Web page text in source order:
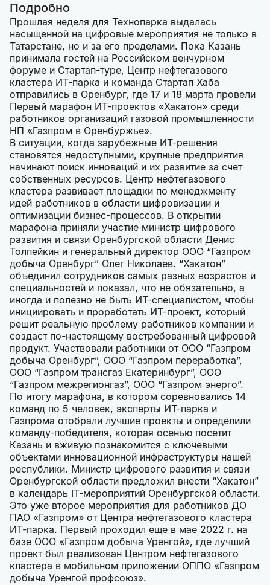
Подробно
Прошлая неделя для Технопарка выдалась
насыщенной на цифровые мероприятия не только в
Татарстане, но и за его пределами. Пока Казань
принимала гостей на Российском венчурном
форуме и Стартап-туре, Центр нефтегазового
кластера ИТ-парка и команда Стартап Хаба
отправились в Оренбург, где 17 и 18 марта провели
Первый марафон ИТ-проектов «Хакатон» среди
работников организаций газовой промышленности
НП «Газпром в Оренбуржье».
В ситуации, когда зарубежные ИТ-решения
становятся недоступными, крупные предприятия
начинают поиск инноваций и их развитие за счет
собственных ресурсов. Центр нефтегазового
кластера развивает площадки по менеджменту
идей работников в области цифровизации и
оптимизации бизнес-процессов. В открытии
марафона приняли участие министр цифрового
развития и связи Оренбургской области Денис
Толпейкин и генеральный директор ООО “Газпром
добыча Оренбург” Олег Николаев. “Хакатон”
объединил сотрудников самых разных возрастов и
специальностей и показал, что не обязательно, а
иногда и полезно не быть ИТ-специалистом, чтобы
инициировать и проработать ИТ-проект, который
решит реальную проблему работников компании и
создаст по-настоящему востребованный цифровой
продукт. Участвовали работники от ООО “Газпром
добыча Оренбург”, ООО “Газпром переработка”,
ООО “Газпром трансгаз Екатеринбург”, ООО
“Газпром межрегионгаз”, ООО “Газпром энерго”.
По итогу марафона, в котором соревновались 14
команд по 5 человек, эксперты ИТ-парка и
Газпрома отобрали лучшие проекты и определили
команду-победителя, которая осенью посетит
Казань и вживую познакомится с ключевыми
объектами инновационной инфраструктуры нашей
республики. Министр цифрового развития и связи
Оренбургской области предложил внести “Хакатон”
в календарь IT-мероприятий Оренбургской области.
Это уже второе мероприятия для работников ДО
ПАО «Газпром» от Центра нефтегазового кластера
ИТ-парка. Первый проходил еще в мае 2022 г. на
базе ООО «Газпром добыча Уренгой», где лучший
проект был реализован Центром нефтегазового
кластера в мобильном приложении ОППО «Газпром
добыча Уренгой профсоюз».